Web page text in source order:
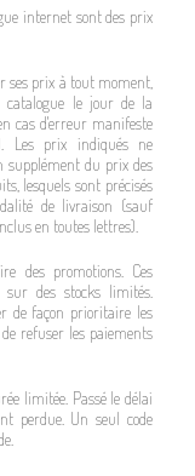
internet sont des prix
ses prix à tout moment,
le jour de la
cas d'erreur manifeste
Les prix indiqués ne
supplément du prix des
lesquels sont précisés
de livraison (sauf
en toutes lettres).
des promotions. Ces
sur des stocks limités.
de façon prioritaire les
refuser les paiements
limitée. Passé le délai
perdue. Un seul code